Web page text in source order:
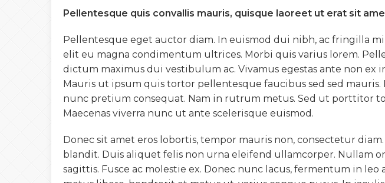
Pellentesque quis convallis mauris, quisque laoreet ut erat sit
Pellentesque eget auctor diam. In euismod dui nibh, ac fringilla
elit eu magna condimentum ultrices. Morbi quis varius lorem.
dictum maximus dui vestibulum ac. Vivamus egestas ante non ex
Mauris ut ipsum quis tortor pellentesque faucibus sed sed
nunc pretium consequat. Nam in rutrum metus. Sed ut porttitor
Maecenas viverra nunc ut ante scelerisque euismod.
Donec sit amet eros lobortis, tempor mauris non, consectetur
blandit. Duis aliquet felis non urna eleifend ullamcorper. Nullam
sagittis. Fusce ac molestie ex. Donec nunc lacus, fermentum in leo